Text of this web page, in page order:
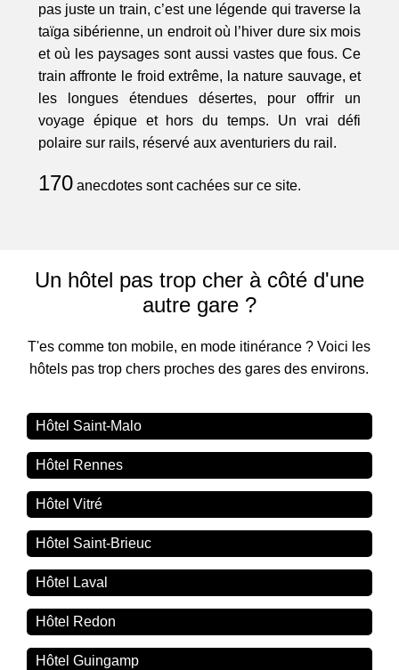
pas juste un train, c’est une légende qui traverse la
taïga sibérienne, un endroit où l’hiver dure six mois
et où les paysages sont aussi vastes que fous. Ce
train affronte le froid extrême, la nature sauvage, et
les longues étendues désertes, pour offrir un
voyage épique et hors du temps. Un vrai défi
polaire sur rails, réservé aux aventuriers du rail.
170anecdotes sont cachées sur ce site.
Un hôtel pas trop cher à côté d'une
autre gare ?
T'es comme ton mobile, en mode itinérance ? Voici les
hôtels pas trop chers proches des gares des environs.
Hôtel Saint-Malo
Hôtel Rennes
Hôtel Vitré
Hôtel Saint-Brieuc
Hôtel Laval
Hôtel Redon
Hôtel Guingamp